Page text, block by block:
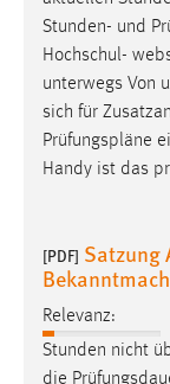
Stunden- und
Hochschul-
unterwegs Von
sich für
Prüfungspläne
Handy ist das
[PDF] Satzung
Relevanz:
Stunden nicht
die